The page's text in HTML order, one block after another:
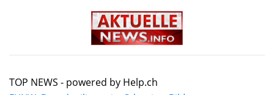
TOP NEWS - powered by Help.ch